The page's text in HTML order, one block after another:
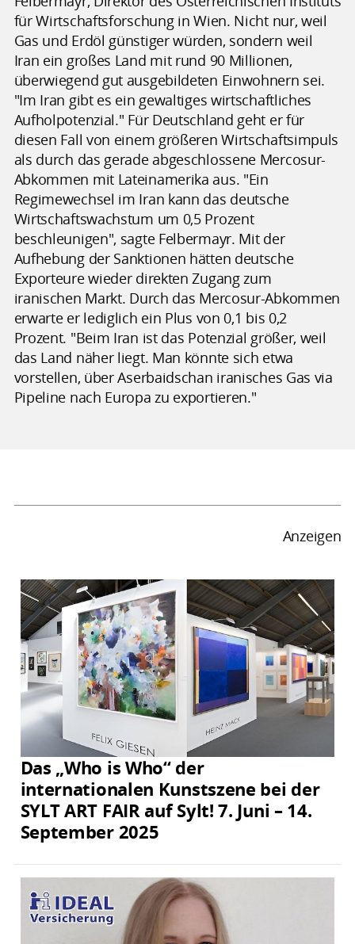
für Wirtschaftsforschung in Wien. Nicht nur, weil
Gas und Erdöl günstiger würden, sondern weil
Iran ein großes Land mit rund 90 Millionen,
überwiegend gut ausgebildeten Einwohnern sei.
"Im Iran gibt es ein gewaltiges wirtschaftliches
Aufholpotenzial." Für Deutschland geht er für
diesen Fall von einem größeren Wirtschaftsimpuls
als durch das gerade abgeschlossene Mercosur-
Abkommen mit Lateinamerika aus. "Ein
Regimewechsel im Iran kann das deutsche
Wirtschaftswachstum um 0,5 Prozent
beschleunigen", sagte Felbermayr. Mit der
Aufhebung der Sanktionen hätten deutsche
Exporteure wieder direkten Zugang zum
iranischen Markt. Durch das Mercosur-Abkommen
erwarte er lediglich ein Plus von 0,1 bis 0,2
Prozent. "Beim Iran ist das Potenzial größer, weil
das Land näher liegt. Man könnte sich etwa
vorstellen, über Aserbaidschan iranisches Gas via
Pipeline nach Europa zu exportieren."
Anzeigen
Das „Who is Who“ der
internationalen Kunstszene bei der
SYLT ART FAIR auf Sylt! 7. Juni – 14.
September 2025